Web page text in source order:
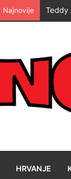
Najnovije
HRVANJE